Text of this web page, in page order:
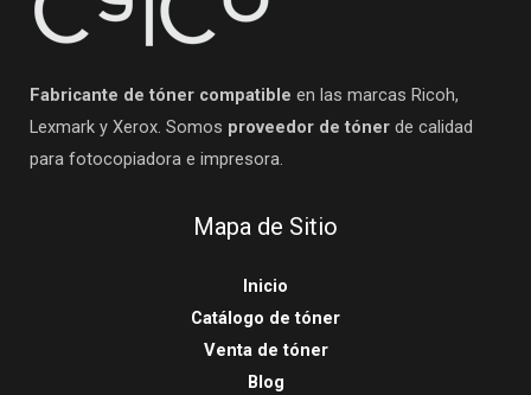
Fabricante de tóner compatible en las marcas Ricoh,
Lexmark y Xerox. Somos proveedor de tóner de calidad
para fotocopiadora e impresora.
Mapa de Sitio
Inicio
Catálogo de tóner
Venta de tóner
Blog